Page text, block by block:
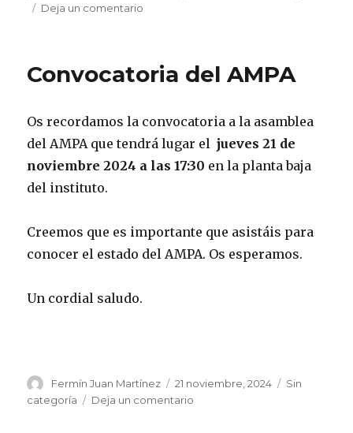
Deja un comentario
2025
Convocatoria del AMPA
Os recordamos la convocatoria a la asamblea
del AMPA que tendrá lugar eljueves 21 de
noviembre 2024 a las 17:30 en la planta baja
del instituto.
Creemos que es importante que asistáis para
conocer el estado del AMPA. Os esperamos.
Un cordial saludo.
Autor
Fermín Juan Martínez
Publicado
el
21 noviembre, 2024 Categorías
Sin
categoría
Deja un comentario